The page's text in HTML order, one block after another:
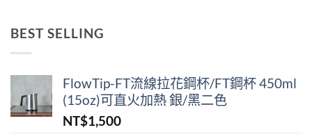
BEST SELLING
FlowTip-FT流線拉花鋼杯/FT鋼杯 450ml
(15oz)可直火加熱 銀/黑二色
NT$1,500